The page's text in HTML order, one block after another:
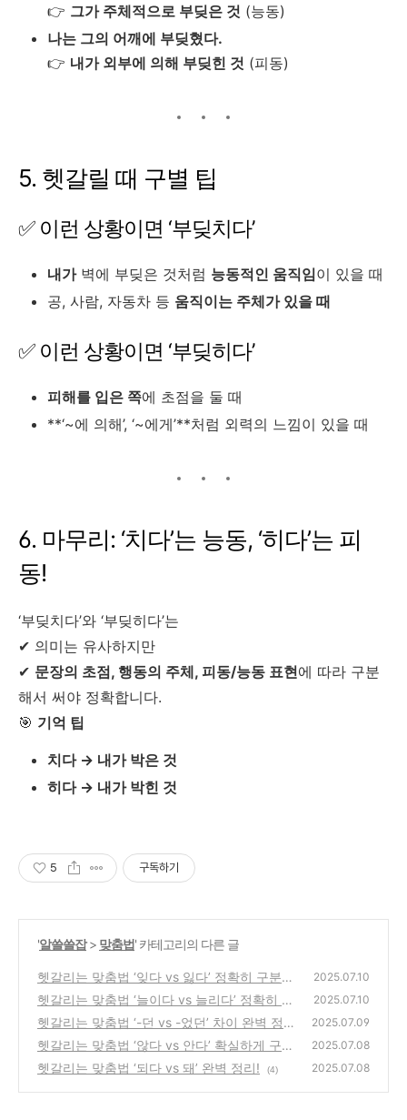
👉 그가 주체적으로 부딪은 것 (능동)
나는 그의 어깨에 부딪혔다.
👉 내가 외부에 의해 부딪힌 것 (피동)
5. 헷갈릴 때 구별 팁
✅ 이런 상황이면 ‘부딪치다’
내가벽에 부딪은 것처럼 능동적인 움직임이 있을 때
공, 사람, 자동차 등 움직이는 주체가 있을 때
✅ 이런 상황이면 ‘부딪히다’
피해를 입은 쪽에 초점을 둘 때
**‘~에 의해’, ‘~에게’**처럼 외력의 느낌이 있을 때
6. 마무리: ‘치다’는 능동, ‘히다’는 피
동!
‘부딪치다’와 ‘부딪히다’는
✔︎ 의미는 유사하지만
✔︎ 문장의 초점, 행동의 주체, 피동/능동 표현에 따라 구분
해서 써야 정확합니다.
🎯 기억 팁
치다 → 내가 박은 것
히다 → 내가 박힌 것
5 구독하기
'알쓸쓸잡> 맞춤법' 카테고리의 다른 글
헷갈리는 맞춤법 ‘잊다 vs 잃다’ 정확히 구분하
는 법
(7)
2025.07.10
헷갈리는 맞춤법 ‘늘이다 vs 늘리다’ 정확히 구
분하기
(2)
2025.07.10
헷갈리는 맞춤법 ‘-던 vs -었던’ 차이 완벽 정
리!
(5)
2025.07.09
헷갈리는 맞춤법 ‘않다 vs 안다’ 확실하게 구분
하기
(6)
2025.07.08
헷갈리는 맞춤법 ‘되다 vs 돼’ 완벽 정리! (4) 2025.07.08